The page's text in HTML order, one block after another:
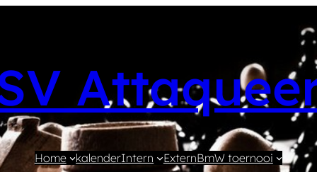
Home kalenderIntern ExternBmW toernooi